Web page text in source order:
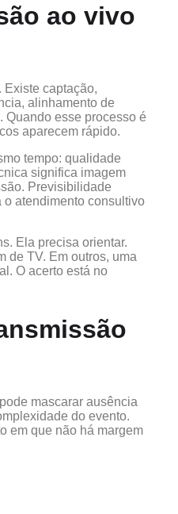
ao vivo
Existe captação,
alinhamento de
Quando esse processo é
aparecem rápido.
tempo: qualidade
significa imagem
Previsibilidade
atendimento consultivo
Ela precisa orientar.
de TV. Em outros, uma
O acerto está no
mascarar ausência
do evento.
em que não há margem